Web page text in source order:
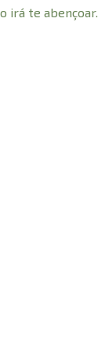
irá te abençoar.